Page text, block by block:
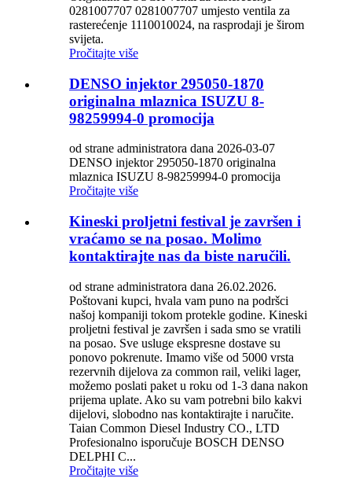
0281007707 0281007707 umjesto ventila za
rasterećenje 1110010024, na rasprodaji je širom
svijeta.
Pročitajte više
DENSO injektor 295050-1870
originalna mlaznica ISUZU 8-
98259994-0 promocija
od strane administratora dana 2026-03-07
DENSO injektor 295050-1870 originalna
mlaznica ISUZU 8-98259994-0 promocija
Pročitajte više
Kineski proljetni festival je završen i
vraćamo se na posao. Molimo
kontaktirajte nas da biste naručili.
od strane administratora dana 26.02.2026.
Poštovani kupci, hvala vam puno na podršci
našoj kompaniji tokom protekle godine. Kineski
proljetni festival je završen i sada smo se vratili
na posao. Sve usluge ekspresne dostave su
ponovo pokrenute. Imamo više od 5000 vrsta
rezervnih dijelova za common rail, veliki lager,
možemo poslati paket u roku od 1-3 dana nakon
prijema uplate. Ako su vam potrebni bilo kakvi
dijelovi, slobodno nas kontaktirajte i naručite.
Taian Common Diesel Industry CO., LTD
Profesionalno isporučuje BOSCH DENSO
DELPHI C...
Pročitajte više